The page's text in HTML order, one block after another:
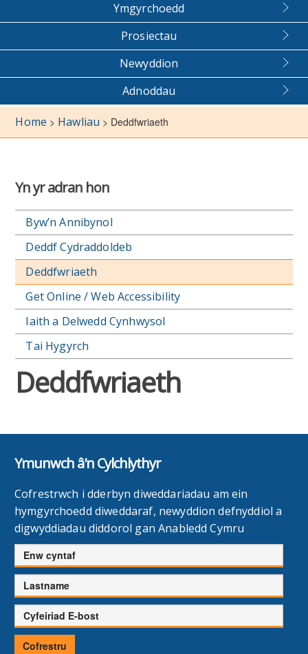
Ymgyrchoedd
Prosiectau
Newyddion
Adnoddau
Home > Hawliau > Deddfwriaeth
Yn yr adran hon
Byw’n Annibynol
Deddf Cydraddoldeb
Deddfwriaeth
Get Online / Web Accessibility
Iaith a Delwedd Cynhwysol
Tai Hygyrch
Deddfwriaeth
Ymunwch â'n Cylchlythyr
Cofrestrwch i dderbyn diweddariadau am ein
hymgyrchoedd diweddaraf, newyddion defnyddiol a
digwyddiadau diddorol gan Anabledd Cymru
Enw
cyntaf
Cyfenw
Cyfeiriad
E-
bost
Cofrestru